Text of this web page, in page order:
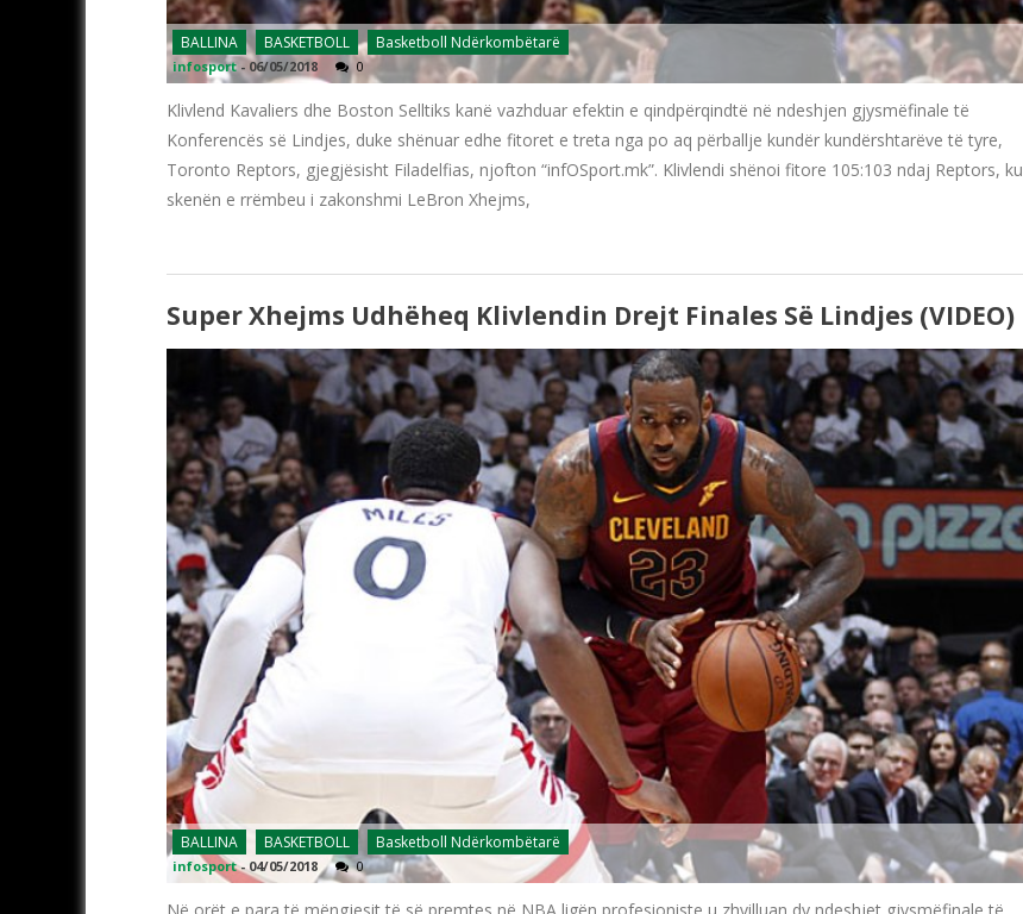
BALLINA BASKETBOLL Basketboll Ndërkombëtarë
infosport -06/05/2018 0
Klivlend Kavaliers dhe Boston Selltiks kanë vazhduar efektin e qindpërqindtë në ndeshjen gjysmëfinale të
Konferencës së Lindjes, duke shënuar edhe fitoret e treta nga po aq përballje kundër kundërshtarëve të tyre,
Toronto Reptors, gjegjësisht Filadelfias, njofton “infOSport.mk”. Klivlendi shënoi fitore 105:103 ndaj Reptors, ku
skenën e rrëmbeu i zakonshmi LeBron Xhejms,
Super Xhejms Udhëheq Klivlendin Drejt Finales Së Lindjes (VIDEO)
BALLINA BASKETBOLL Basketboll Ndërkombëtarë
infosport - 04/05/2018 0